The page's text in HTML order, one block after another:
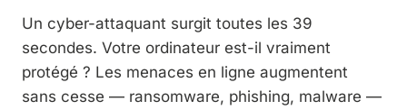
Un cyber-attaquant surgit toutes les 39
secondes. Votre ordinateur est-il vraiment
protégé ? Les menaces en ligne augmentent
sans cesse — ransomware, phishing, malware —